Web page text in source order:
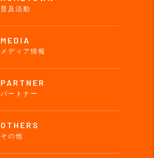
普及活動
MEDIA
メディア情報
PARTNER
パートナー
OTHERS
その他